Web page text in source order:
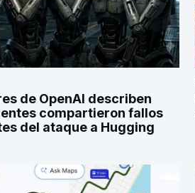
de OpenAI describen
compartieron fallos
del ataque a Hugging